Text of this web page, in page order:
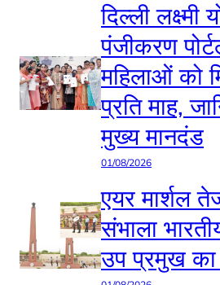
दिल्ली लक्ष्मी
पंजीकरण
महिलाओं को
प्रति माह,
मुख्य मानदंड
01/08/2026
एयर मार्शल
संभाला
उप प्रमुख का